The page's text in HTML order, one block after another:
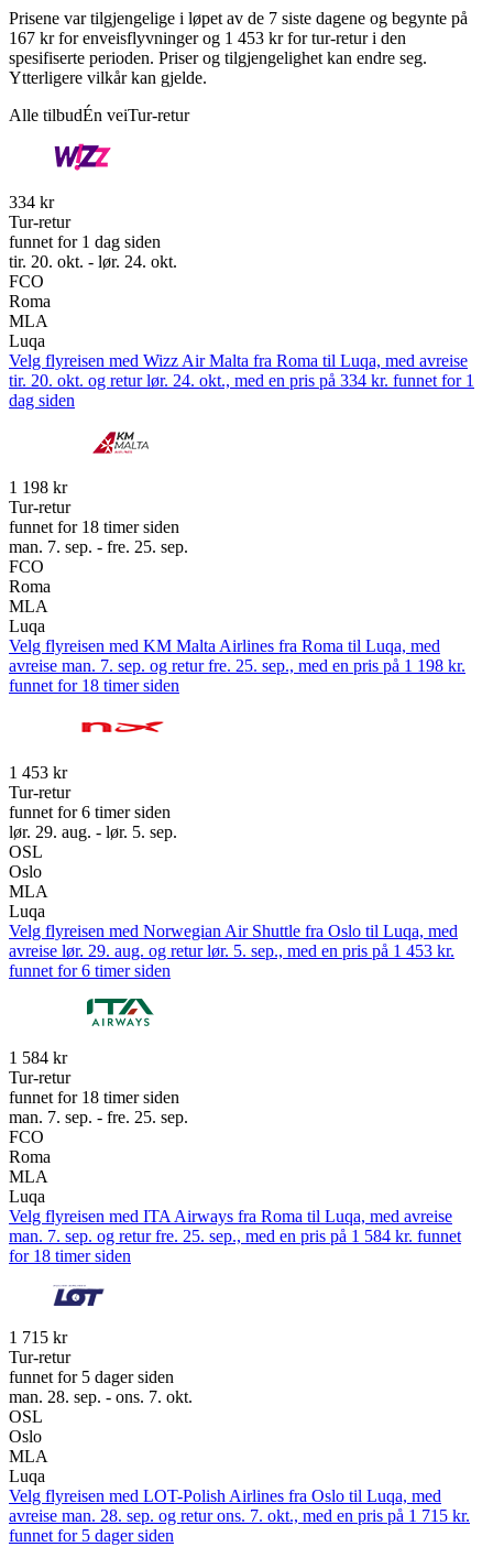
Prisene var tilgjengelige i løpet av de 7 siste dagene og begynte på
167 kr for enveisflyvninger og 1 453 kr for tur-retur i den
spesifiserte perioden. Priser og tilgjengelighet kan endre seg.
Ytterligere vilkår kan gjelde.
Alle tilbudÉn veiTur-retur
334 kr
Tur-retur
funnet for 1 dag siden
tir. 20. okt. - lør. 24. okt.
FCO
Roma
MLA
Luqa
Velg flyreisen med Wizz Air Malta fra Roma til Luqa, med avreise
tir. 20. okt. og retur lør. 24. okt., med en pris på 334 kr. funnet for 1
dag siden
1 198 kr
Tur-retur
funnet for 18 timer siden
man. 7. sep. - fre. 25. sep.
FCO
Roma
MLA
Luqa
Velg flyreisen med KM Malta Airlines fra Roma til Luqa, med
avreise man. 7. sep. og retur fre. 25. sep., med en pris på 1 198 kr.
funnet for 18 timer siden
1 453 kr
Tur-retur
funnet for 6 timer siden
lør. 29. aug. - lør. 5. sep.
OSL
Oslo
MLA
Luqa
Velg flyreisen med Norwegian Air Shuttle fra Oslo til Luqa, med
avreise lør. 29. aug. og retur lør. 5. sep., med en pris på 1 453 kr.
funnet for 6 timer siden
1 584 kr
Tur-retur
funnet for 18 timer siden
man. 7. sep. - fre. 25. sep.
FCO
Roma
MLA
Luqa
Velg flyreisen med ITA Airways fra Roma til Luqa, med avreise
man. 7. sep. og retur fre. 25. sep., med en pris på 1 584 kr. funnet
for 18 timer siden
1 715 kr
Tur-retur
funnet for 5 dager siden
man. 28. sep. - ons. 7. okt.
OSL
Oslo
MLA
Luqa
Velg flyreisen med LOT-Polish Airlines fra Oslo til Luqa, med
avreise man. 28. sep. og retur ons. 7. okt., med en pris på 1 715 kr.
funnet for 5 dager siden